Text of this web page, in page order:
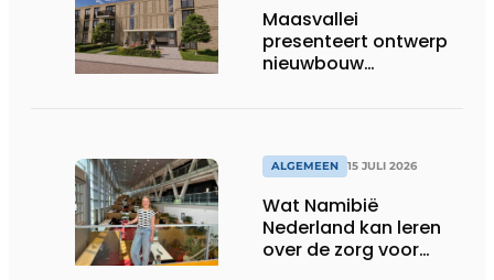
Maasvallei
presenteert ontwerp
nieuwbouw
ALGEMEEN 15 JULI 2026
Wat Namibië
Nederland kan leren
over de zorg voor